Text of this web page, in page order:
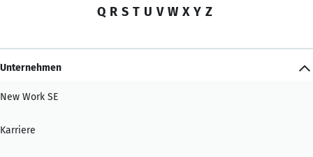
Q R S T U V W X Y Z
Unternehmen
New Work SE
Karriere